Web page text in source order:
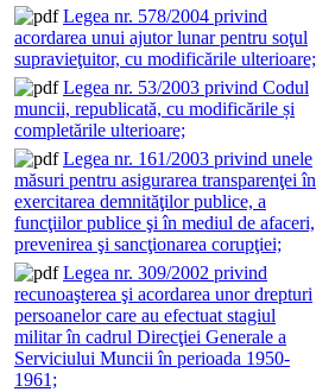
Legea nr. 578/2004 privind
acordarea unui ajutor lunar pentru soţul
supravieţuitor, cu modificările ulterioare;
Legea nr. 53/2003 privind Codul
muncii, republicată, cu modificările și
completările ulterioare;
Legea nr. 161/2003 privind unele
măsuri pentru asigurarea transparenţei în
exercitarea demnităţilor publice, a
funcţiilor publice şi în mediul de afaceri,
prevenirea şi sancţionarea corupţiei;
Legea nr. 309/2002 privind
recunoaşterea şi acordarea unor drepturi
persoanelor care au efectuat stagiul
militar în cadrul Direcţiei Generale a
Serviciului Muncii în perioada 1950-
1961;